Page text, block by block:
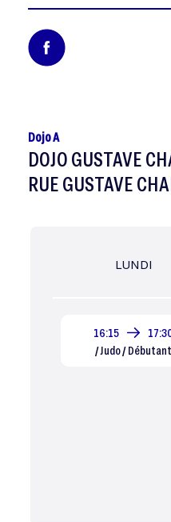
Dojo A
DOJO GUSTAVE
RUE GUSTAVE
LUNDI
16:15
/ Judo / Débutant